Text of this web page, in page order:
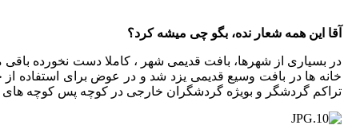
آقا این همه شعار نده، بگو چی میشه کرد؟
در بسیاری از شهرها، بافت قدیمی شهر ، کاملا دست نخورده
خانه ها در بافت وسیع قدیمی یزد شد و در عوض برای استفاده از
تراکم گردشگر و بویژه گردشگران خارجی در کوچه پس کوچه های